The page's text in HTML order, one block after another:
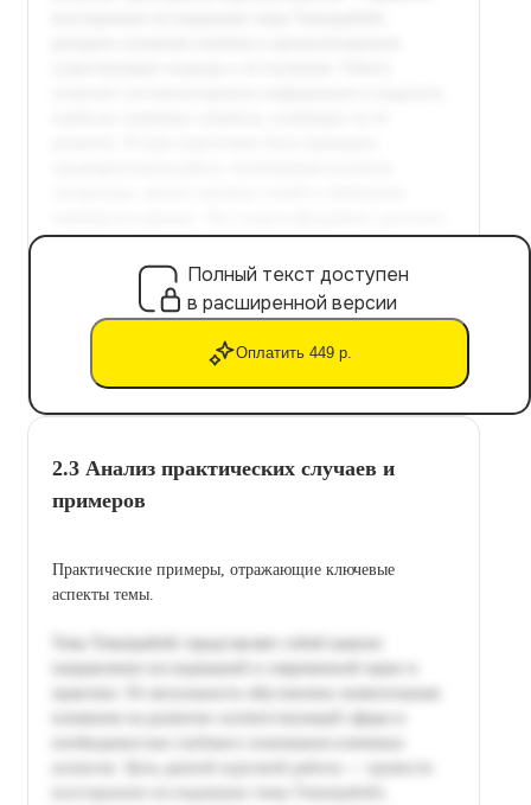
Полный текст доступен
в расширенной версии
Оплатить 449 р.
2.3 Анализ практических случаев и
примеров
Практические примеры, отражающие ключевые
аспекты темы.